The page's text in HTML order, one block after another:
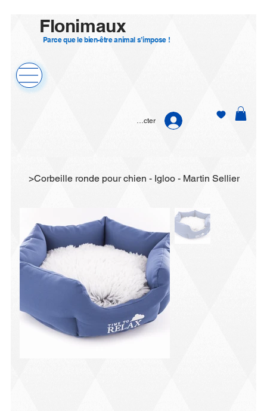
Flonimaux
Parce que le bien-être animal s’impose !
Se connecter
>Corbeille ronde pour chien - Igloo - Martin Sellier